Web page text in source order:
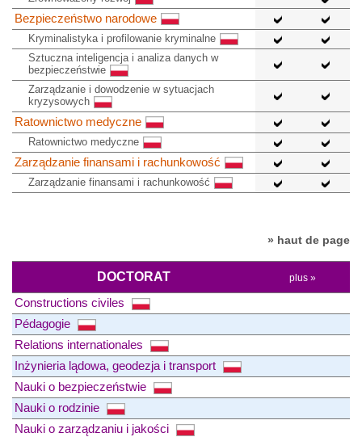
Bezpieczeństwo narodowe
Kryminalistyka i profilowanie kryminalne
Sztuczna inteligencja i analiza danych w
bezpieczeństwie
Zarządzanie i dowodzenie w sytuacjach
kryzysowych
Ratownictwo medyczne
Ratownictwo medyczne
Zarządzanie finansami i rachunkowość
Zarządzanie finansami i rachunkowość
» haut de page
DOCTORAT plus »
Constructions civiles
Pédagogie
Relations internationales
Inżynieria lądowa, geodezja i transport
Nauki o bezpieczeństwie
Nauki o rodzinie
Nauki o zarządzaniu i jakości